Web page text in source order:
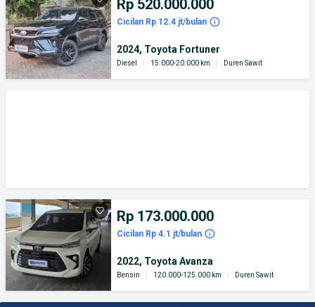
Rp 520.000.000
Cicilan Rp 12.4 jt/bulan
2024, Toyota Fortuner
Diesel 15.000-20.000 km Duren Sawit
Rp 173.000.000
Cicilan Rp 4.1 jt/bulan
2022, Toyota Avanza
Bensin 120.000-125.000 km Duren Sawit